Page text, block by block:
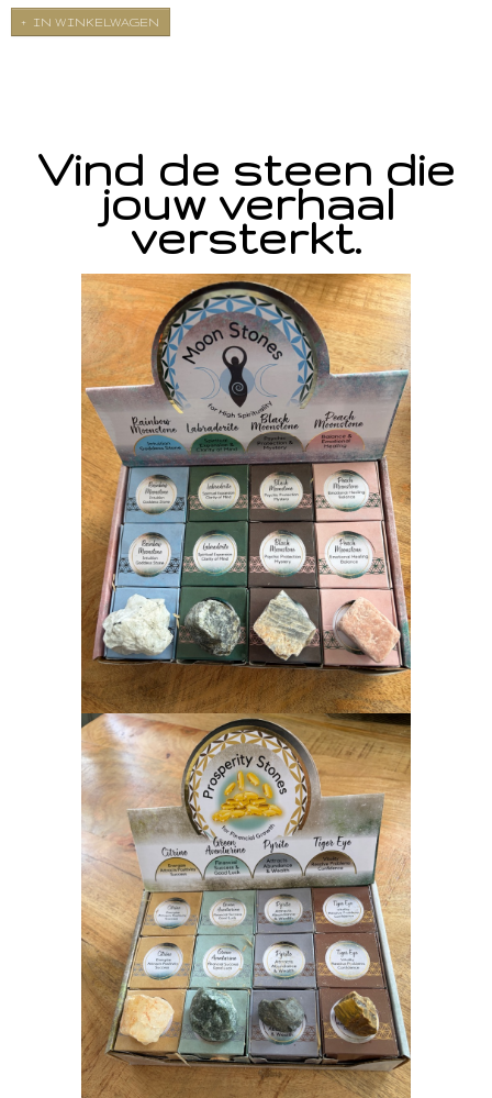
IN WINKELWAGEN
Vind de steen die
jouw verhaal
versterkt.